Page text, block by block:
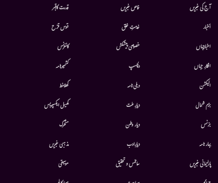
آج کی خبریں
أخبار
اخبارجہاں
افکارِ جہاں
الیکشن
بزم شمال
بزنس
بہار نامہ
پارلیمانی خبریں
خاص خبریں
خدمتِ خلق
خصوصی پیشکش
دلچسپ
دہلی نامہ
دیارِ ملت
دیار وطن
دیارِادب
سائنس و تحقیق
قدرت کاقہر
قوس قزح
کانفرنس
کشمیرنامہ
کھلاخط
کھیل ایکسپریس
متحرك
مذہبی خبریں
موسيقى